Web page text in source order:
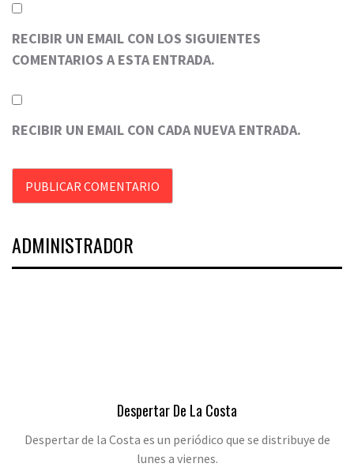
RECIBIR UN EMAIL CON LOS SIGUIENTES
COMENTARIOS A ESTA ENTRADA.
RECIBIR UN EMAIL CON CADA NUEVA ENTRADA.
ADMINISTRADOR
Despertar De La Costa
Despertar de la Costa es un periódico que se distribuye de
lunes a viernes.